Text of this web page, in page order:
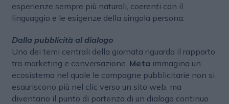
esperienze sempre più naturali, coerenti con il
linguaggio e le esigenze della singola persona.
Dalla pubblicità al dialogo
Uno dei temi centrali della giornata riguarda il rapporto
tra marketing e conversazione. Meta immagina un
ecosistema nel quale le campagne pubblicitarie non si
esauriscono più nel clic verso un sito web, ma
diventano il punto di partenza di un dialogo continuo